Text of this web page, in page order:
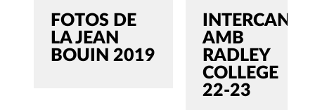
FOTOS DE
LA JEAN
BOUIN 2019
INTERCANVI
AMB
RADLEY
COLLEGE
22-23